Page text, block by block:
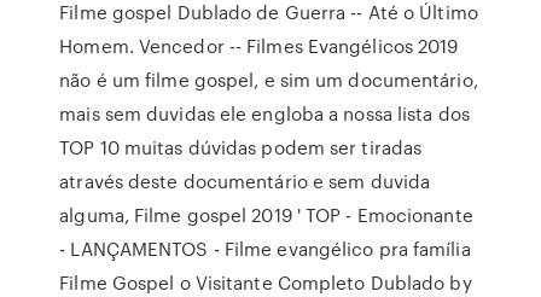
Filme gospel Dublado de Guerra -- Até o Último
Homem. Vencedor -- Filmes Evangélicos 2019
não é um filme gospel, e sim um documentário,
mais sem duvidas ele engloba a nossa lista dos
TOP 10 muitas dúvidas podem ser tiradas
através deste documentário e sem duvida
alguma, Filme gospel 2019 ' TOP - Emocionante
- LANÇAMENTOS - Filme evangélico pra família
Filme Gospel o Visitante Completo Dublado by